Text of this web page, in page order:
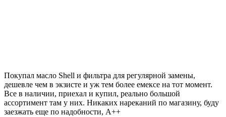
Покупал масло Shell и фильтра для регулярной замены,
дешевле чем в экзисте и уж тем более емексе на тот момент.
Все в наличии, приехал и купил, реально большой
ассортимент там у них. Никаких нареканий по магазину, буду
заезжать еще по надобности, A++